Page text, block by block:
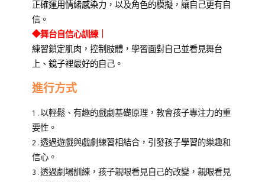
正確運用情緒感染力，以及角色的模擬，讓自己更有自
信。
◆舞台自信心訓練｜
練習鎖定肌肉，控制肢體，學習面對自己並看見舞台
上、鏡子裡最好的自己。
進行方式
1.以輕鬆、有趣的戲劇基礎原理，教會孩子專注力的重
要性。
2.透過遊戲與戲劇練習相結合，引發孩子學習的樂趣和
信心。
3.透過劇場訓練，孩子親眼看見自己的改變，親眼看見